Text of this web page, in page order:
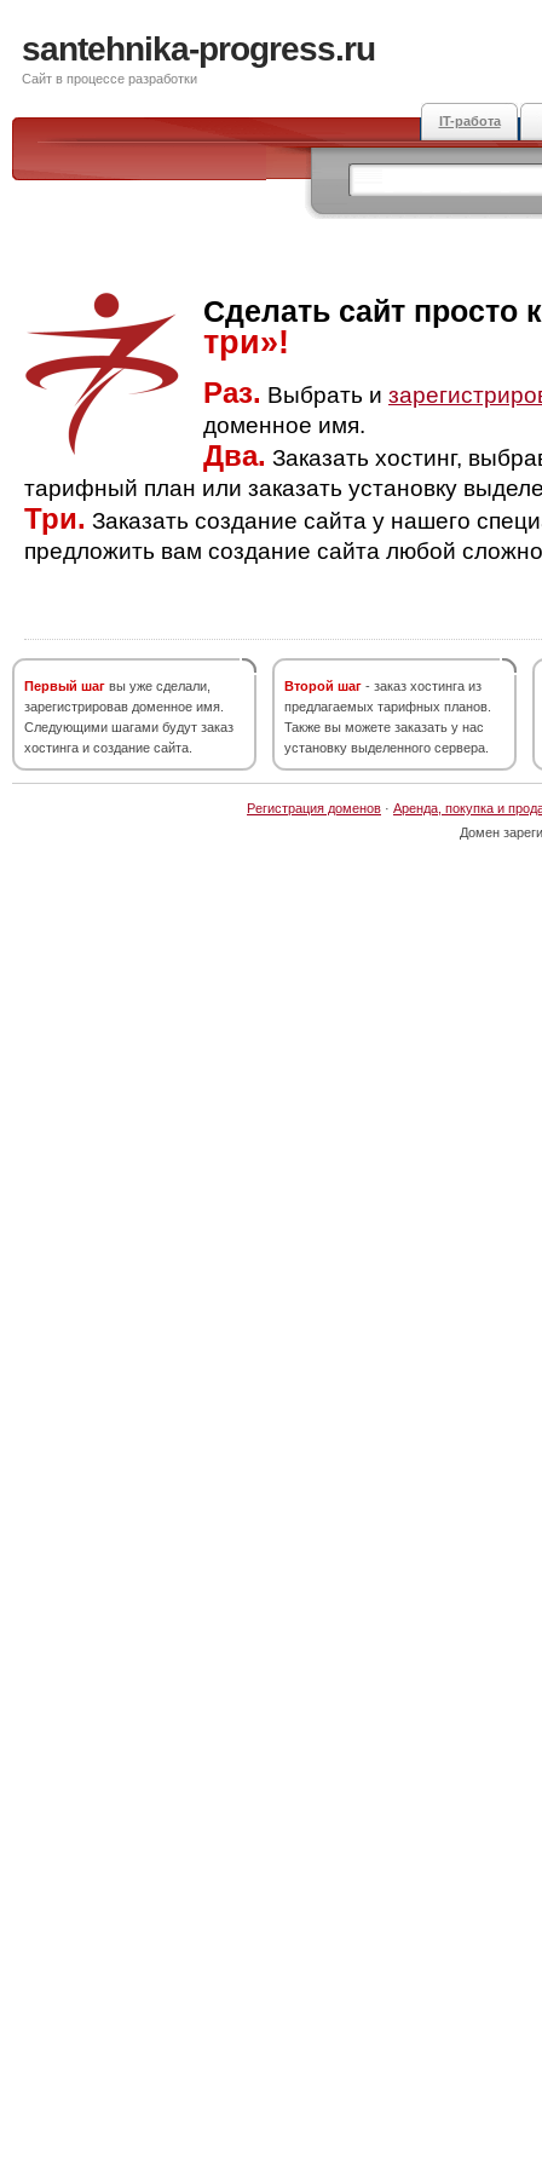
santehnika-progress.ru
Сайт в процессе разработки
IT-работа
Сделать сайт просто
три»!
Раз. Выбрать и
доменное имя.
Два. Заказать хостинг,
тарифный план или заказать установку
Три. Заказать создание сайта у нашего
предложить вам создание сайта любой
Первый шаг вы уже сделали,
зарегистрировав доменное имя.
Следующими шагами будут заказ
хостинга и создание сайта.
Второй шаг - заказ хостинга из
предлагаемых тарифных планов.
Также вы можете заказать у нас
установку выделенного сервера.
Регистрация доменов · Аренда, покупка и
Домен